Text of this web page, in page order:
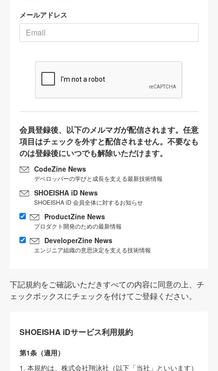
メールアドレス
会員登録後、以下のメルマガが配信されます。任意
項目はチェックを外すと配信されません。不要なも
のは登録後にいつでも解除いただけます。
CodeZine News
デベロッパーの学びと成長を支える最新技術情報
SHOEISHA iD News
SHOEISHA iD 会員全体に対するお知らせ
ProductZine News
プロダクト開発のための最新情報
DeveloperZine News
エンジニア組織の意思決定を支える技術情報
下記規約をご確認いただきすべての内容に同意の上、チ
ェックボックスにチェックを付けてご登録ください。
SHOEISHA iDサービス利用規約
第1条（適用）
1. 本規約は、株式会社翔泳社（以下「当社」といいます）